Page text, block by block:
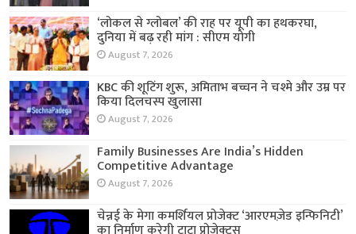
‘लोकल से ग्लोबल’ की राह पर यूपी का हथकरघा,
दुनिया में बढ़ रही मांग : सीएम योगी
August 7, 2026
KBC की शूटिंग शुरू, अमिताभ बच्चन ने चश्मे और उम्र पर
किया दिलचस्प खुलासा
August 7, 2026
Family Businesses Are India’s Hidden
Competitive Advantage
August 7, 2026
चेन्नई के मेगा कमर्शियल प्रोजेक्ट ‘आरएमज़ेड इन्फिनिटी’